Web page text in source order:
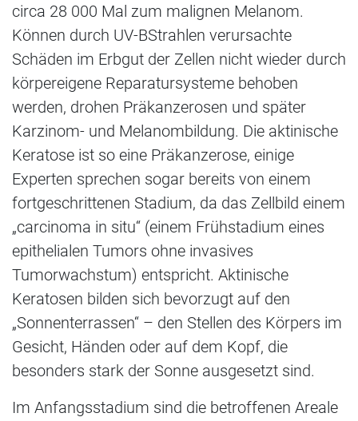
circa 28 000 Mal zum malignen Melanom.
Können durch UV-BStrahlen verursachte
Schäden im Erbgut der Zellen nicht wieder durch
körpereigene Reparatursysteme behoben
werden, drohen Präkanzerosen und später
Karzinom- und Melanombildung. Die aktinische
Keratose ist so eine Präkanzerose, einige
Experten sprechen sogar bereits von einem
fortgeschrittenen Stadium, da das Zellbild einem
„carcinoma in situ“ (einem Frühstadium eines
epithelialen Tumors ohne invasives
Tumorwachstum) entspricht. Aktinische
Keratosen bilden sich bevorzugt auf den
„Sonnenterrassen“ – den Stellen des Körpers im
Gesicht, Händen oder auf dem Kopf, die
besonders stark der Sonne ausgesetzt sind.
Im Anfangsstadium sind die betroffenen Areale